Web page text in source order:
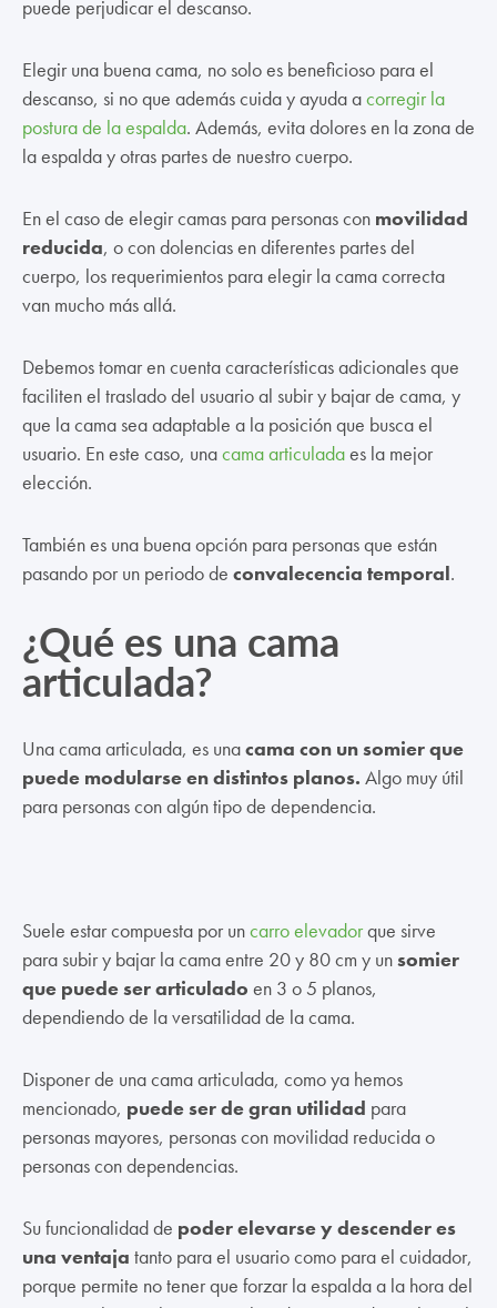
puede perjudicar el descanso.
Elegir una buena cama, no solo es beneficioso para el
descanso, si no que además cuida y ayuda acorregir la
postura de la espalda. Además, evita dolores en la zona de
la espalda y otras partes de nuestro cuerpo.
En el caso de elegir camas para personas con movilidad
reducida, o con dolencias en diferentes partes del
cuerpo, los requerimientos para elegir la cama correcta
van mucho más allá.
Debemos tomar en cuenta características adicionales que
faciliten el traslado del usuario al subir y bajar de cama, y
que la cama sea adaptable a la posición que busca el
usuario. En este caso, unacama articuladaes la mejor
elección.
También es una buena opción para personas que están
pasando por un periodo de convalecencia temporal.
¿Qué es una cama
articulada?
Una cama articulada, es unacama con un somier que
puede modularse en distintos planos. Algo muy útil
para personas con algún tipo de dependencia.
Suele estar compuesta por uncarro elevadorque sirve
para subir y bajar la cama entre 20 y 80 cm y unsomier
que puede ser articulado en 3 o 5 planos,
dependiendo de la versatilidad de la cama.
Disponer de una cama articulada, como ya hemos
mencionado, puede ser de gran utilidad para
personas mayores, personas con movilidad reducida o
personas con dependencias.
Su funcionalidad de poder elevarse y descender es
una ventaja tanto para el usuario como para el cuidador,
porque permite no tener que forzar la espalda a la hora del